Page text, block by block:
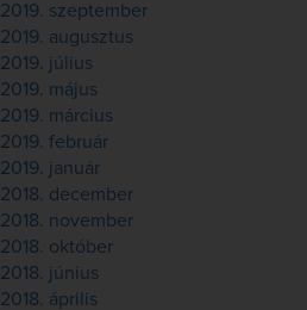
2019. szeptember
2019. augusztus
2019. július
2019. május
2019. március
2019. február
2019. január
2018. december
2018. november
2018. október
2018. június
2018. április